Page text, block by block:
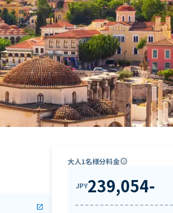
open_in_new
大人1名様分料金info
JPY239,054-